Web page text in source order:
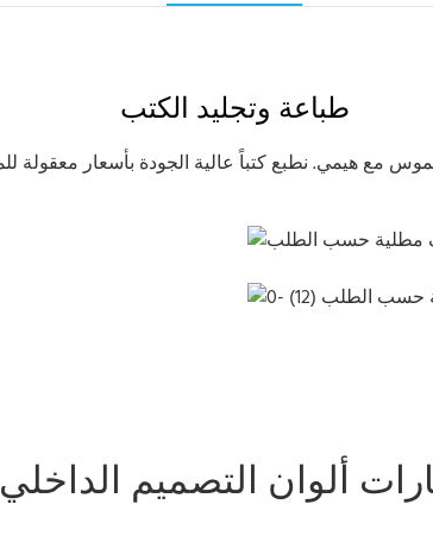
طباعة وتجليد الكتب
مطلية حسب الطلب
ألوان التصميم الداخلي